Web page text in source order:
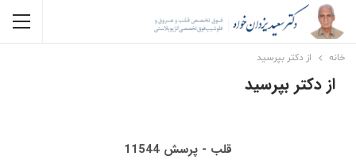
خانه از دکتر بپرسید
از دکتر بپرسید
قلب - پرسش 11544